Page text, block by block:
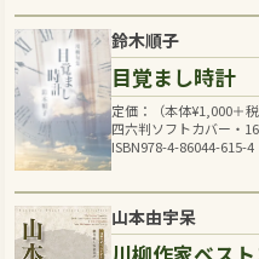
鈴木順子
目覚まし時計
定価：（本体¥1,000＋税
四六判ソフトカバー・
ISBN978-4-86044-615-4
山本由宇呆